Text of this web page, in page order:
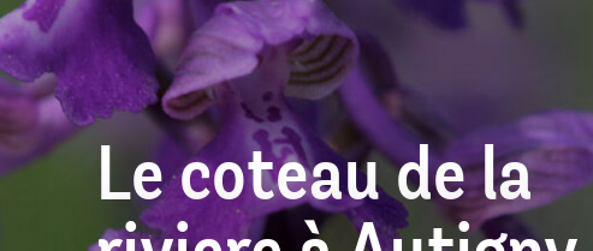
Le coteau de la